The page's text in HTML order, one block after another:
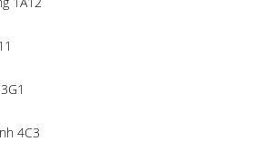
4C3